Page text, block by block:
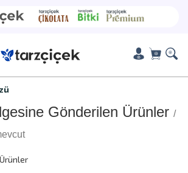
Gönderilen Ürünler /